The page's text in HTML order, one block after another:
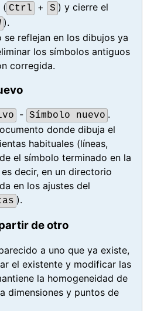
( Ctrl + S ) y cierre el
).
reflejan en los dibujos ya
los símbolos antiguos
corregida.
- Símbolo nuevo .
donde dibuja el
habituales (líneas,
el símbolo terminado en la
decir, en un directorio
en los ajustes del
).
de otro
a uno que ya existe,
el existente y modificar las
la homogeneidad de
dimensiones y puntos de